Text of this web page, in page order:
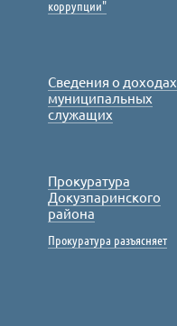
коррупции"
Сведения о доходах
муниципальных
служащих
Прокуратура
Докузпаринского
района
Прокуратура разъясняет